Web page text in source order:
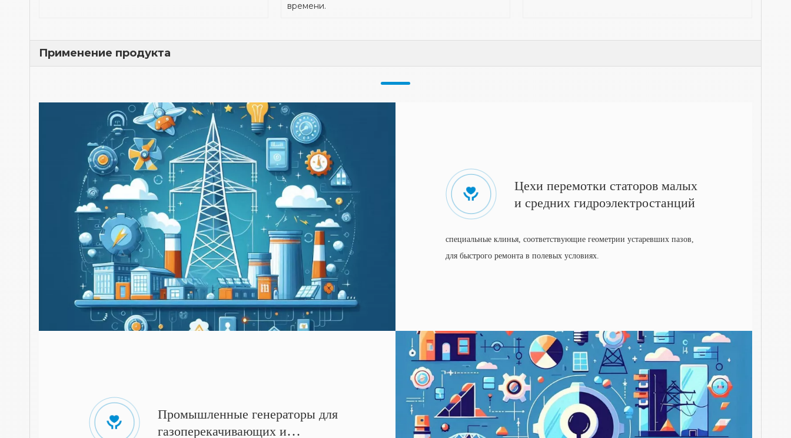
времени.
Применение продукта
Цехи перемотки статоров малых
и средних гидроэлектростанций
специальные клинья, соответствующие геометрии устаревших пазов,
для быстрого ремонта в полевых условиях.
Промышленные генераторы для
газоперекачивающих и